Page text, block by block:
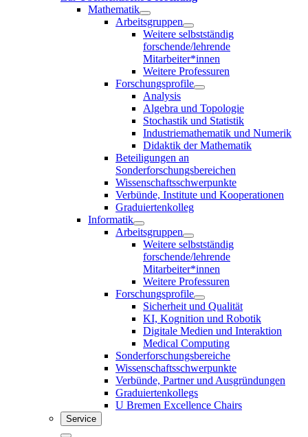
Mathematik
Arbeitsgruppen
Weitere selbstständig
forschende/lehrende
Mitarbeiter*innen
Weitere Professuren
Forschungsprofile
Analysis
Algebra und Topologie
Stochastik und Statistik
Industriemathematik und Numerik
Didaktik der Mathematik
Beteiligungen an
Sonderforschungsbereichen
Wissenschaftsschwerpunkte
Verbünde, Institute und Kooperationen
Graduiertenkolleg
Informatik
Arbeitsgruppen
Weitere selbstständig
forschende/lehrende
Mitarbeiter*innen
Weitere Professuren
Forschungsprofile
Sicherheit und Qualität
KI, Kognition und Robotik
Digitale Medien und Interaktion
Medical Computing
Sonderforschungsbereiche
Wissenschaftsschwerpunkte
Verbünde, Partner und Ausgründungen
Graduiertenkollegs
U Bremen Excellence Chairs
Service